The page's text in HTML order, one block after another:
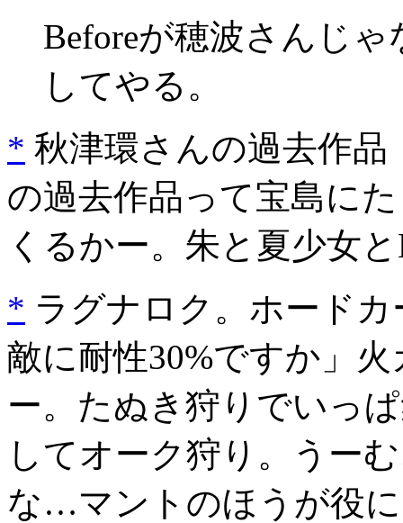
Beforeが穂波さんじ
してやる。
* 秋津環さんの過去作品
の過去作品って宝島に
くるかー。朱と夏少女
* ラグナロク。ホード
敵に耐性30%ですか」
ー。たぬき狩りでいっ
してオーク狩り。うー
な…マントのほうが役